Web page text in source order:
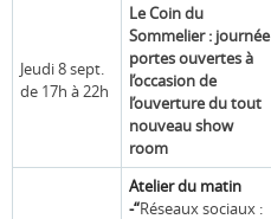
Jeudi 8 sept.
de 17h à 22h
Le Coin du
Sommelier : journée
portes ouvertes à
l’occasion de
l’ouverture du tout
nouveau show
room
Atelier du matin
-“Réseaux sociaux :